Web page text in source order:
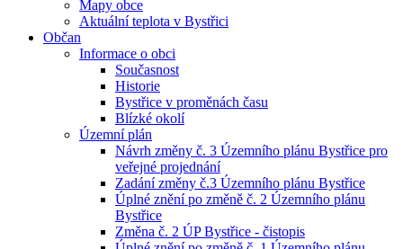
Mapy obce
Aktuální teplota v Bystřici
Občan
Informace o obci
Současnost
Historie
Bystřice v proměnách času
Blízké okolí
Územní plán
Návrh změny č. 3 Územního plánu Bystřice pro
veřejné projednání
Zadání změny č.3 Územního plánu Bystřice
Úplné znění po změně č. 2 Územního plánu
Bystřice
Změna č. 2 ÚP Bystřice - čistopis